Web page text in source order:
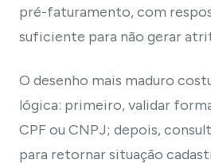
pré-faturamento, com
suficiente para não gerar
O desenho mais maduro
lógica: primeiro, validar
CPF ou CNPJ; depois,
para retornar situação